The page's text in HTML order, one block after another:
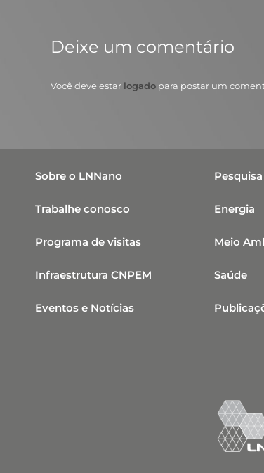
Deixe um comentário
Você deve estar logado para postar um
Sobre o LNNano
Trabalhe conosco
Programa de visitas
Infraestrutura CNPEM
Eventos e Notícias
Pesquisa
Energia
Meio
Saúde